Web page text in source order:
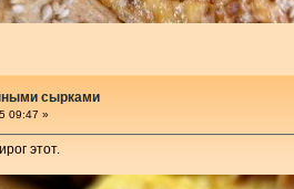
сырками
09:47 »
этот.